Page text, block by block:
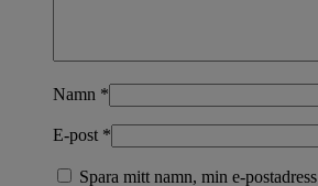
Namn *
E-post *
Spara mitt namn, min e-